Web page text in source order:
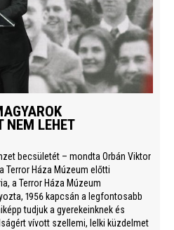
NEM LEHET
becsületét – mondta Orbán Viktor
Terror Háza Múzeum előtti
a Terror Háza Múzeum
1956 kapcsán a legfontosabb
tudjuk a gyerekeinknek és
vívott szellemi, lelki küzdelmet